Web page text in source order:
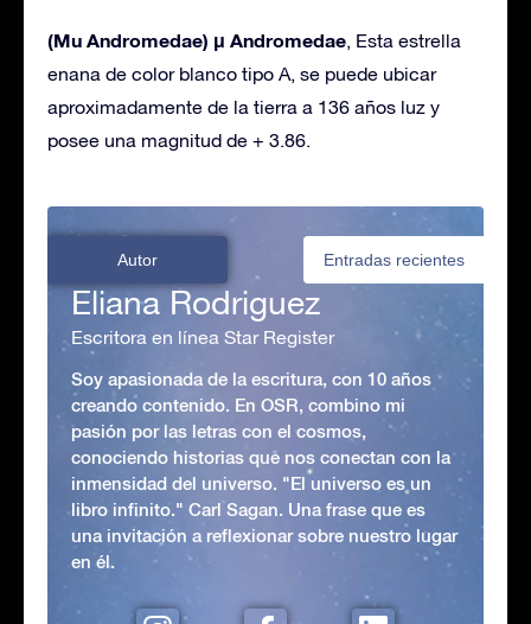
(Mu Andromedae) μ Andromedae, Esta estrella
enana de color blanco tipo A, se puede ubicar
aproximadamente de la tierra a 136 años luz y
posee una magnitud de + 3.86.
Autor Entradas recientes
Eliana Rodriguez
Escritora en línea Star Register
Soy apasionada de la escritura, con 10 años
creando contenido. En OSR, combino mi
pasión por las letras con el cosmos,
conociendo historias que nos conectan con la
inmensidad del universo. "El universo es un
libro infinito." Carl Sagan. Una frase que es
una invitación a reflexionar sobre nuestro lugar
en él.